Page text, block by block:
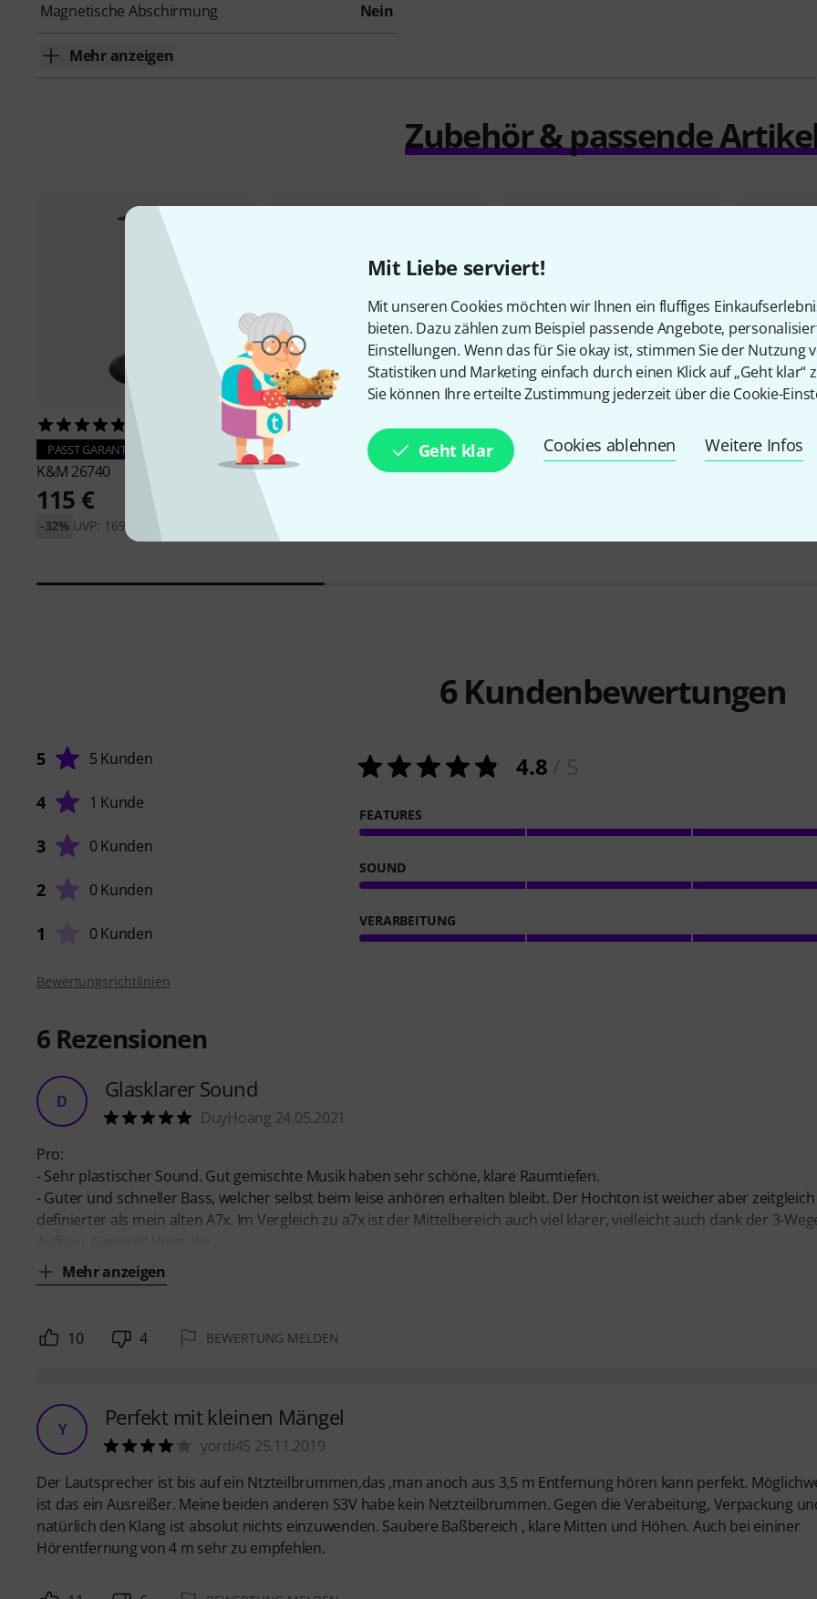
Mit Liebe serviert!
Mit unseren Cookies möchten wir Ihnen ein fluffiges
bieten. Dazu zählen zum Beispiel passende Angebote,
Einstellungen. Wenn das für Sie okay ist, stimmen Sie der Nutzung
Statistiken und Marketing einfach durch einen Klick auf „Geht klar“
Sie können Ihre erteilte Zustimmung jederzeit über die Cookie-
Geht klar Cookies ablehnen Weitere Infos
Magnetische Abschirmung Nein
Mehr anzeigen
Zubehör & passende
PASST GARANTIERT
K&M 26740
115 €
UVP: 169,90 €
-32%
82
PASST GARANTIERT
IsoAcoustics ISO-200
-21%
ADAM AudioTelescopic Ceiling
Mount
ADAM Audio
6Kundenbewertungen
5 5 Kunden
4 1 Kunde
3 0 Kunden
2 0 Kunden
1 0 Kunden
4.8
FEATURES
SOUND
VERARBEITUNG
Bewertungsrichtlinien
6 Rezensionen
D Glasklarer Sound
DuyHoang 24.05.2021
Pro:
- Sehr plastischer Sound. Gut gemischte Musik haben sehr schöne, klare Raumtiefen.
- Guter und schneller Bass, welcher selbst beim leise anhören erhalten bleibt. Der Hochton ist weicher aber zeitgleich
definierter als mein alten A7x. Im Vergleich zu a7x ist der Mittelbereich auch viel klarer, vielleicht auch dank der 3-
Mehr anzeigen
10 4 BEWERTUNG MELDEN
Y Perfekt mit kleinen Mängel
yordi45 25.11.2019
Der Lautsprecher ist bis auf ein Ntzteilbrummen,das ,man anoch aus 3,5 m Entfernung hören kann perfekt.
ist das ein Ausreißer. Meine beiden anderen S3V habe kein Netzteilbrummen. Gegen die Verabeitung, Verpackung
natürlich den Klang ist absolut nichts einzuwenden. Saubere Baßbereich , klare Mitten und Höhen. Auch bei eininer
Hörentfernung von 4 m sehr zu empfehlen.